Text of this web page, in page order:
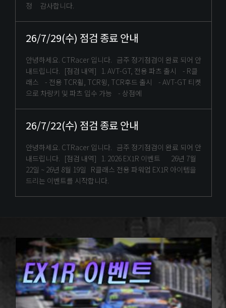
정 감사합니다.
26/7/29(수) 점검 종료 안내
안녕하세요. CTRacer 입니다. 금주 정기점검이 완료 되어 안
내드립니다. [점검 내역] 1. AVT-GT, 전용 파츠 출시 - R클
래스 - 전용 TCR휠, TCR윙, TCR후드 출시 - AVT-GT 티켓
으로 차량키 및 파츠 입수 가능 - 상점에
26/7/22(수) 점검 종료 안내
안녕하세요. CTRacer 입니다. 금주 정기점검이 완료 되어 안
내드립니다. [점검 내역] 1. 2026 EX1R 이벤트 26년 7월
22일 ~ 26년 8월 19일 R클래스 전용 파워업 EX1R 아이템을